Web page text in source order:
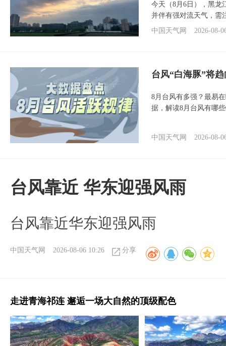
今天（8月6日），黑龙
并伴有强对流天气，需
中国天气网
2026-08-
台风“白海豚”将
8月台风有多强？最易
据，解读8月台风有哪
中国天气网 2026-08-
台风靠近 华东迎强风雨
台风靠近华东迎强风雨
中国天气网 2026-08-06 10:26 分享
走进青海祁连 邂逅一场大自然的顶级配色